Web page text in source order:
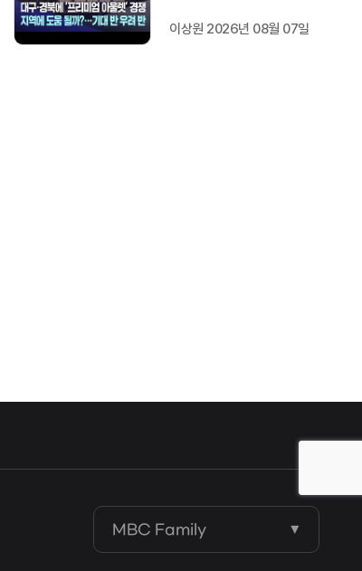
이상원 2026년 08월 07일
MBC Family